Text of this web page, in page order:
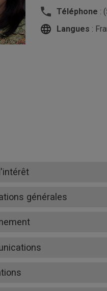
Téléphone :
Langues :
générales